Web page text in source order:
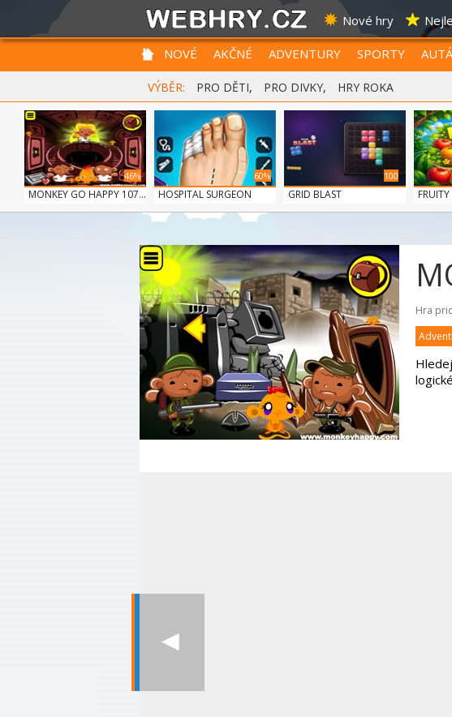
Nové hry
NOVÉ AKČNÉ ADVENTURY SPORTY AUTÁ
VÝBĚR: PRO DĚTI, PRO DIVKY, HRY ROKA
46%
MONKEY GO HAPPY 107...
60%
HOSPITAL SURGEON
100
GRID BLAST
Hra